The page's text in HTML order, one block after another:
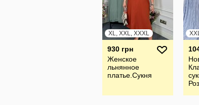
XL, XXL, XXXL
930 грн
Женское
льнянное
платье.Сукня